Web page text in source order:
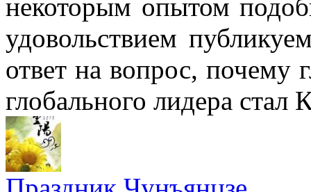
некоторым опытом
удовольствием
ответ на вопрос, почему
глобального лидера стал